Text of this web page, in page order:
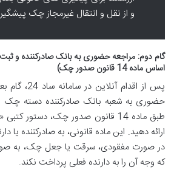
و از نقل و انتقال غیرمجاز چک
گام دوم: مراجعه حضوری به بانک صادرکننده و
اساس ماده 14 قانون صدور چک)
پس از اقدام
حضوری به شعبه بانک صادرکننده دسته چک
طبق ماده 14 قانون صدور چک، دستور
ارائه دهید. این ماده قانونی، به صادرکننده
در صورت مفقودی، سرقت یا جعل چک، به
که وجه آن را به دارنده فعلی پرداخت نکند.